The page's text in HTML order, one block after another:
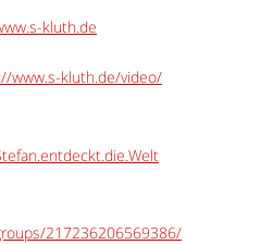
kluth.de
www.s-kluth.de/video/
217236206569386/